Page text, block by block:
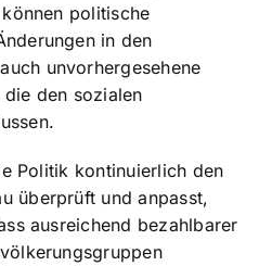
politische
in den
unvorhergesehene
den sozialen
Politik kontinuierlich den
überprüft und anpasst,
ausreichend bezahlbarer